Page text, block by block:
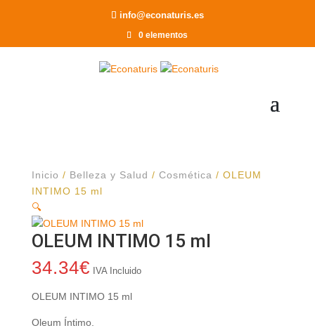
info@econaturis.es
0 elementos
Inicio / Belleza y Salud / Cosmética / OLEUM
INTIMO 15 ml
🔍
OLEUM INTIMO 15 ml
34.34€ IVA Incluido
OLEUM INTIMO 15 ml
Oleum Íntimo.